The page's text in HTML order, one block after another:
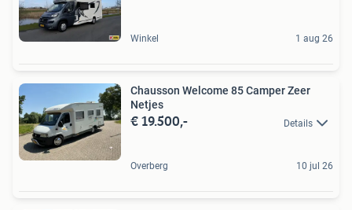
Winkel 1 aug 26
Chausson Welcome 85 Camper Zeer
Netjes
€ 19.500,- Details
Overberg 10 jul 26